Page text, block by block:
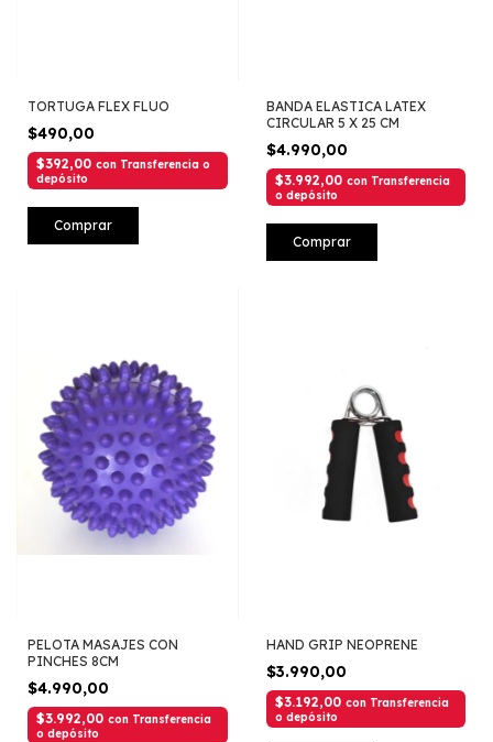
TORTUGA FLEX FLUO
$490,00
$392,00 con Transferencia o
depósito
Comprar
BANDA ELASTICA LATEX
CIRCULAR 5 X 25 CM
$4.990,00
$3.992,00 con Transferencia
o depósito
Comprar
PELOTA MASAJES CON
PINCHES 8CM
$4.990,00
$3.992,00 con Transferencia
o depósito
HAND GRIP NEOPRENE
$3.990,00
$3.192,00 con Transferencia
o depósito